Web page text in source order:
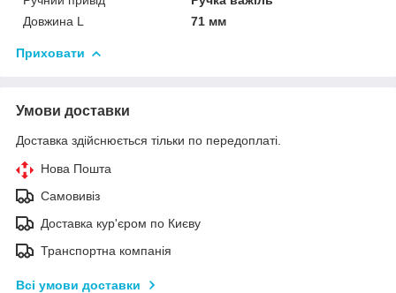
Довжина L
71 мм
Приховати
Умови доставки
Доставка здійснюється тільки по передоплаті.
Нова Пошта
Самовивіз
Доставка кур'єром по Києву
Транспортна компанія
Всі умови доставки